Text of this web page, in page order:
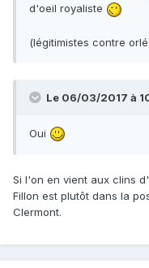
d'oeil royaliste
(légitimistes contre
Le 06/03/2017 à
Oui
Si l'on en vient aux clins
Fillon est plutôt dans la
Clermont.